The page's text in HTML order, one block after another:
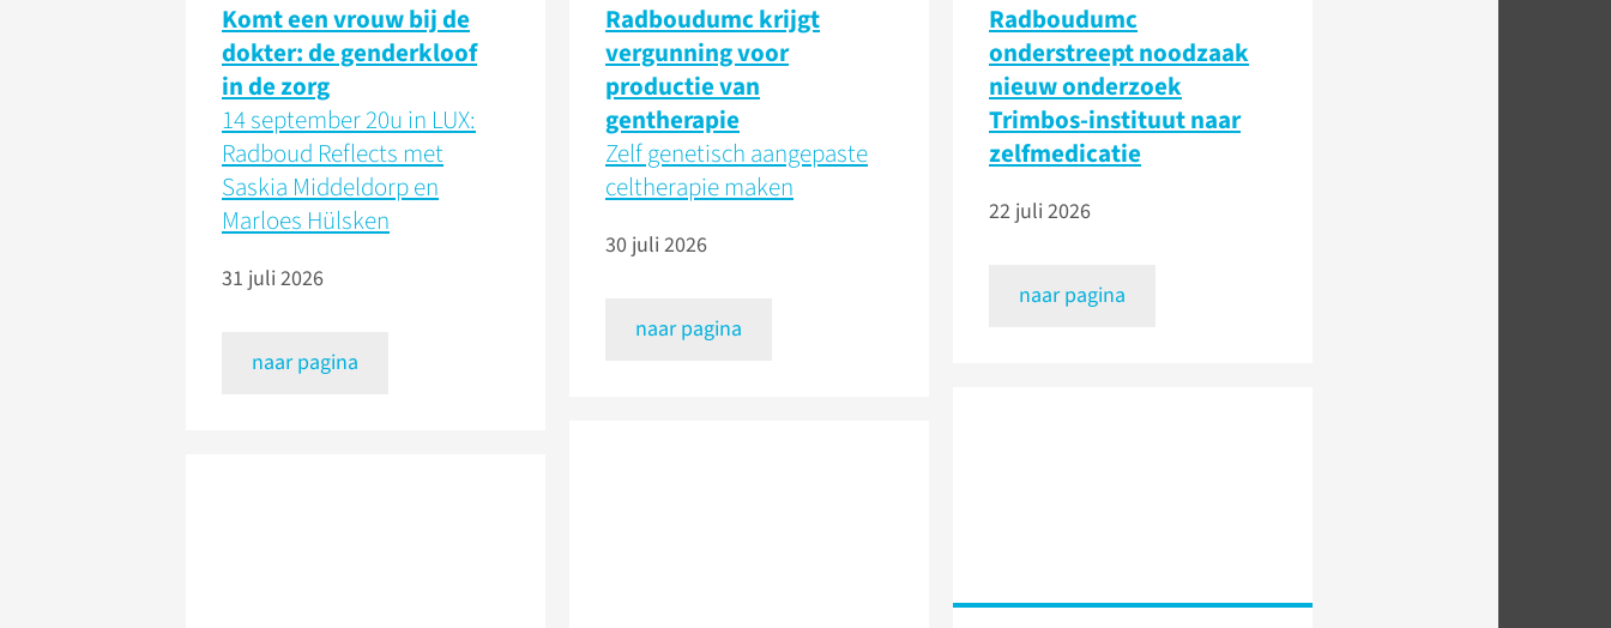
Komt een vrouw bij de
dokter: de genderkloof
in de zorg
14 september 20u in LUX:
Radboud Reflects met
Saskia Middeldorp en
Marloes Hülsken
31 juli 2026
naar pagina
Radboudumc krijgt
vergunning voor
productie van
gentherapie
Zelf genetisch aangepaste
celtherapie maken
30 juli 2026
naar pagina
Radboudumc
onderstreept noodzaak
nieuw onderzoek
Trimbos-instituut naar
zelfmedicatie
22 juli 2026
naar pagina